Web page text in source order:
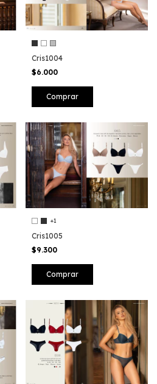
Cris1004
$6.000
Comprar
+1
Cris1005
$9.300
Comprar